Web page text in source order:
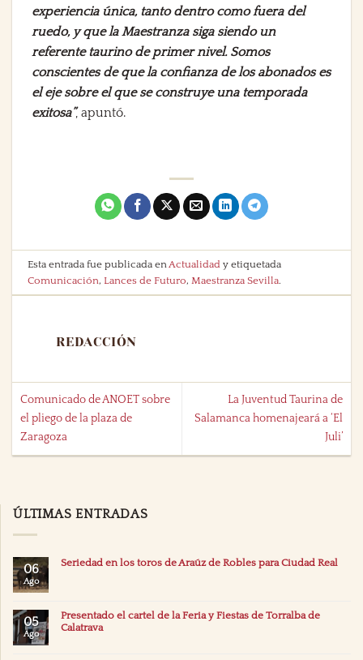
experiencia única, tanto dentro como fuera del
ruedo, y que la Maestranza siga siendo un
referente taurino de primer nivel. Somos
conscientes de que la confianza de los abonados es
el eje sobre el que se construye una temporada
exitosa”, apuntó.
Esta entrada fue publicada en Actualidad y etiquetada
Comunicación,Lances de Futuro, Maestranza Sevilla
REDACCIÓN
Comunicado de ANOET sobre
el pliego de la plaza de
Zaragoza
La Juventud Taurina de
Salamanca homenajeará a ‘El
Juli’
ÚLTIMAS ENTRADAS
06
Ago
Seriedad en los toros de Araúz de Robles para Ciudad Real
05
Ago
Presentado el cartel de la Feria y Fiestas de Torralba de
Calatrava